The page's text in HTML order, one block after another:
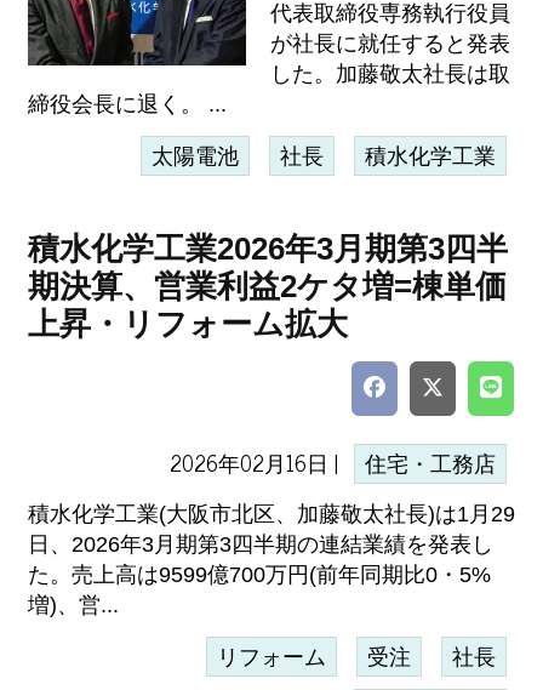
代表取締役専務執行役員
が社長に就任すると発表
した。加藤敬太社長は取
締役会長に退く。 ...
太陽電池 社長 積水化学工業
積水化学工業2026年3月期第3四半
期決算、営業利益2ケタ増=棟単価
上昇・リフォーム拡大
2026年02月16日 | 住宅・工務店
積水化学工業(大阪市北区、加藤敬太社長)は1月29
日、2026年3月期第3四半期の連結業績を発表し
た。売上高は9599億700万円(前年同期比0・5%
増)、営...
リフォーム 受注 社長